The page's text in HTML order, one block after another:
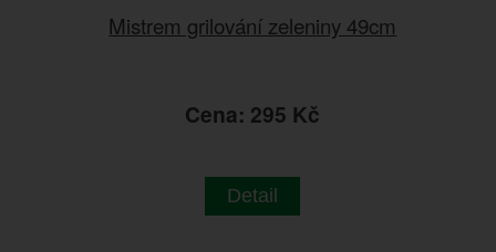
Mistrem grilování zeleniny 49cm
Cena: 295 Kč
Detail